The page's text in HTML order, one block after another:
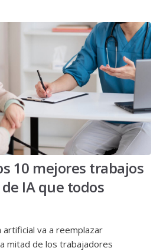
10 mejores trabajos
IA que todos
artificial va a reemplazar
mitad de los trabajadores